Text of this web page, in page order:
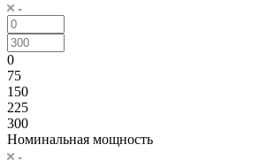
0
75
150
225
300
Номинальная мощность